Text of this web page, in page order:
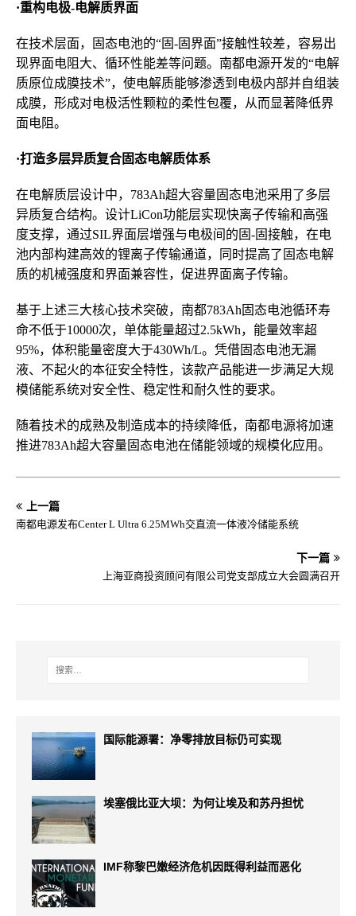
·重构电极-电解质界面
在技术层面，固态电池的“固-固界面”接触性较差，容易出
现界面电阻大、循环性能差等问题。南都电源开发的“电解
质原位成膜技术”，使电解质能够渗透到电极内部并自组装
成膜，形成对电极活性颗粒的柔性包覆，从而显著降低界
面电阻。
·打造多层异质复合固态电解质体系
在电解质层设计中，783Ah超大容量固态电池采用了多层
异质复合结构。设计LiCon功能层实现快离子传输和高强
度支撑，通过SIL界面层增强与电极间的固-固接触，在电
池内部构建高效的锂离子传输通道，同时提高了固态电解
质的机械强度和界面兼容性，促进界面离子传输。
基于上述三大核心技术突破，南都783Ah固态电池循环寿
命不低于10000次，单体能量超过2.5kWh，能量效率超
95%，体积能量密度大于430Wh/L。凭借固态电池无漏
液、不起火的本征安全特性，该款产品能进一步满足大规
模储能系统对安全性、稳定性和耐久性的要求。
随着技术的成熟及制造成本的持续降低，南都电源将加速
推进783Ah超大容量固态电池在储能领域的规模化应用。
上一篇
南都电源发布Center L Ultra 6.25MWh交直流一体液冷储能系统
下一篇
上海亚商投资顾问有限公司党支部成立大会圆满召开
国际能源署：净零排放目标仍可实现
埃塞俄比亚大坝：为何让埃及和苏丹担忧
IMF称黎巴嫩经济危机因既得利益而恶化